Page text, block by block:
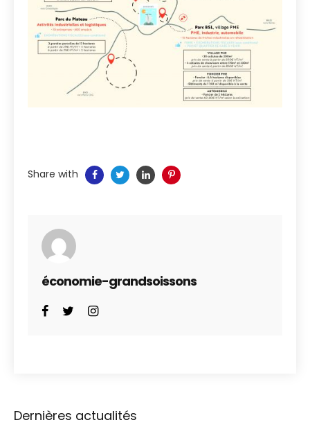
Dernières actualités
Share with
économie-grandsoissons